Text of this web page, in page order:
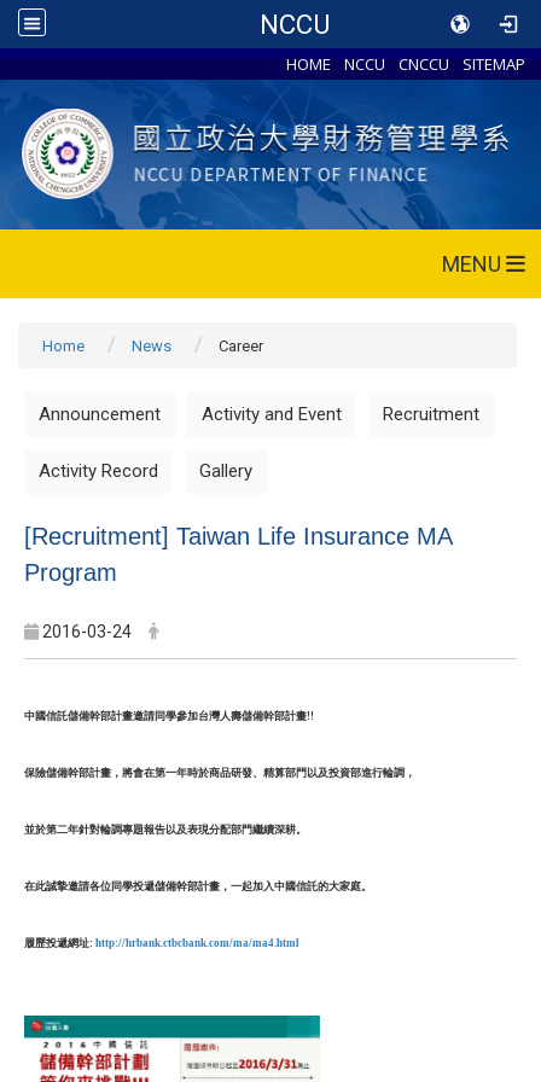
NCCU
HOME NCCU CNCCU SITEMAP
MENU
Home News Career
Announcement Activity and Event Recruitment
Activity Record Gallery
[Recruitment] Taiwan Life Insurance MA
Program
2016-03-24
中國信託儲備幹部計畫邀請同學參加台灣人壽儲備幹部計畫!!
保險儲備幹部計畫，將會在第一年時於商品研發、精算部門以及投資部進行輪調，
並於第二年針對輪調專題報告以及表現分配部門繼續深耕。
在此誠摯邀請各位同學投遞儲備幹部計畫，一起加入中國信託的大家庭。
履歷投遞網址: http://hrbank.ctbcbank.com/ma/ma4.html